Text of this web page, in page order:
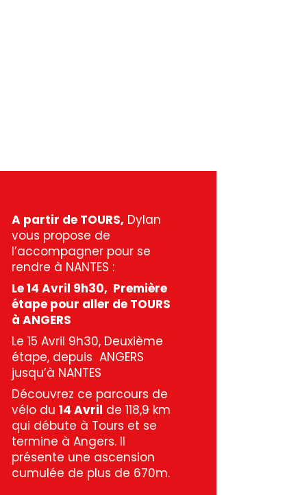
A partir de TOURS, Dylan
vous propose de
l’accompagner pour se
rendre à NANTES :
Le 14 Avril 9h30, Première
étape pour aller de TOURS
à ANGERS
Le 15 Avril 9h30, Deuxième
étape, depuis ANGERS
jusqu’à NANTES
Découvrez ce parcours de
vélo du 14 Avril de 118,9 km
qui débute à Tours et se
termine à Angers. Il
présente une ascension
cumulée de plus de 670m.